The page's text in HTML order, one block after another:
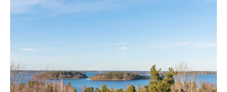
restauranger och mycket mera når man snabbt med bil
Framme på tomten sker parkering i carporten under
bilen är man inne i husen på någon minut. Direkt från
bilen når man soutterängplanet. Här finns ingång till